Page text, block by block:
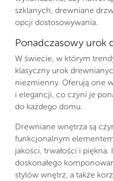
szklanych, drewniane
opcji dostosowywania.
Ponadczasowy urok
W świecie, w którym
klasyczny urok
niezmienny. Oferują one
i elegancji, co czyni je
do każdego domu.
Drewniane wnętrza są
funkcjonalnym
jakości, trwałości i
doskonałego
stylów wnętrz, a także